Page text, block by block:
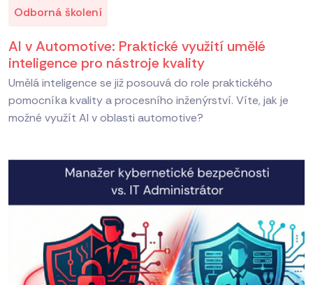
Odborná školení
AI v Automotive: Praktické využití umělé
inteligence pro nástroje kvality
Umělá inteligence se již posouvá do role praktického
pomocníka kvality a procesního inženýrství. Víte, jak je
možné využít AI v oblasti automotive?